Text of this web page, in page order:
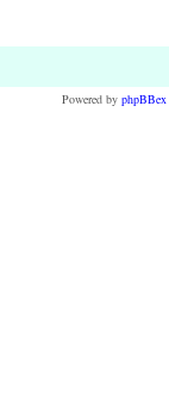
Powered by phpBBex